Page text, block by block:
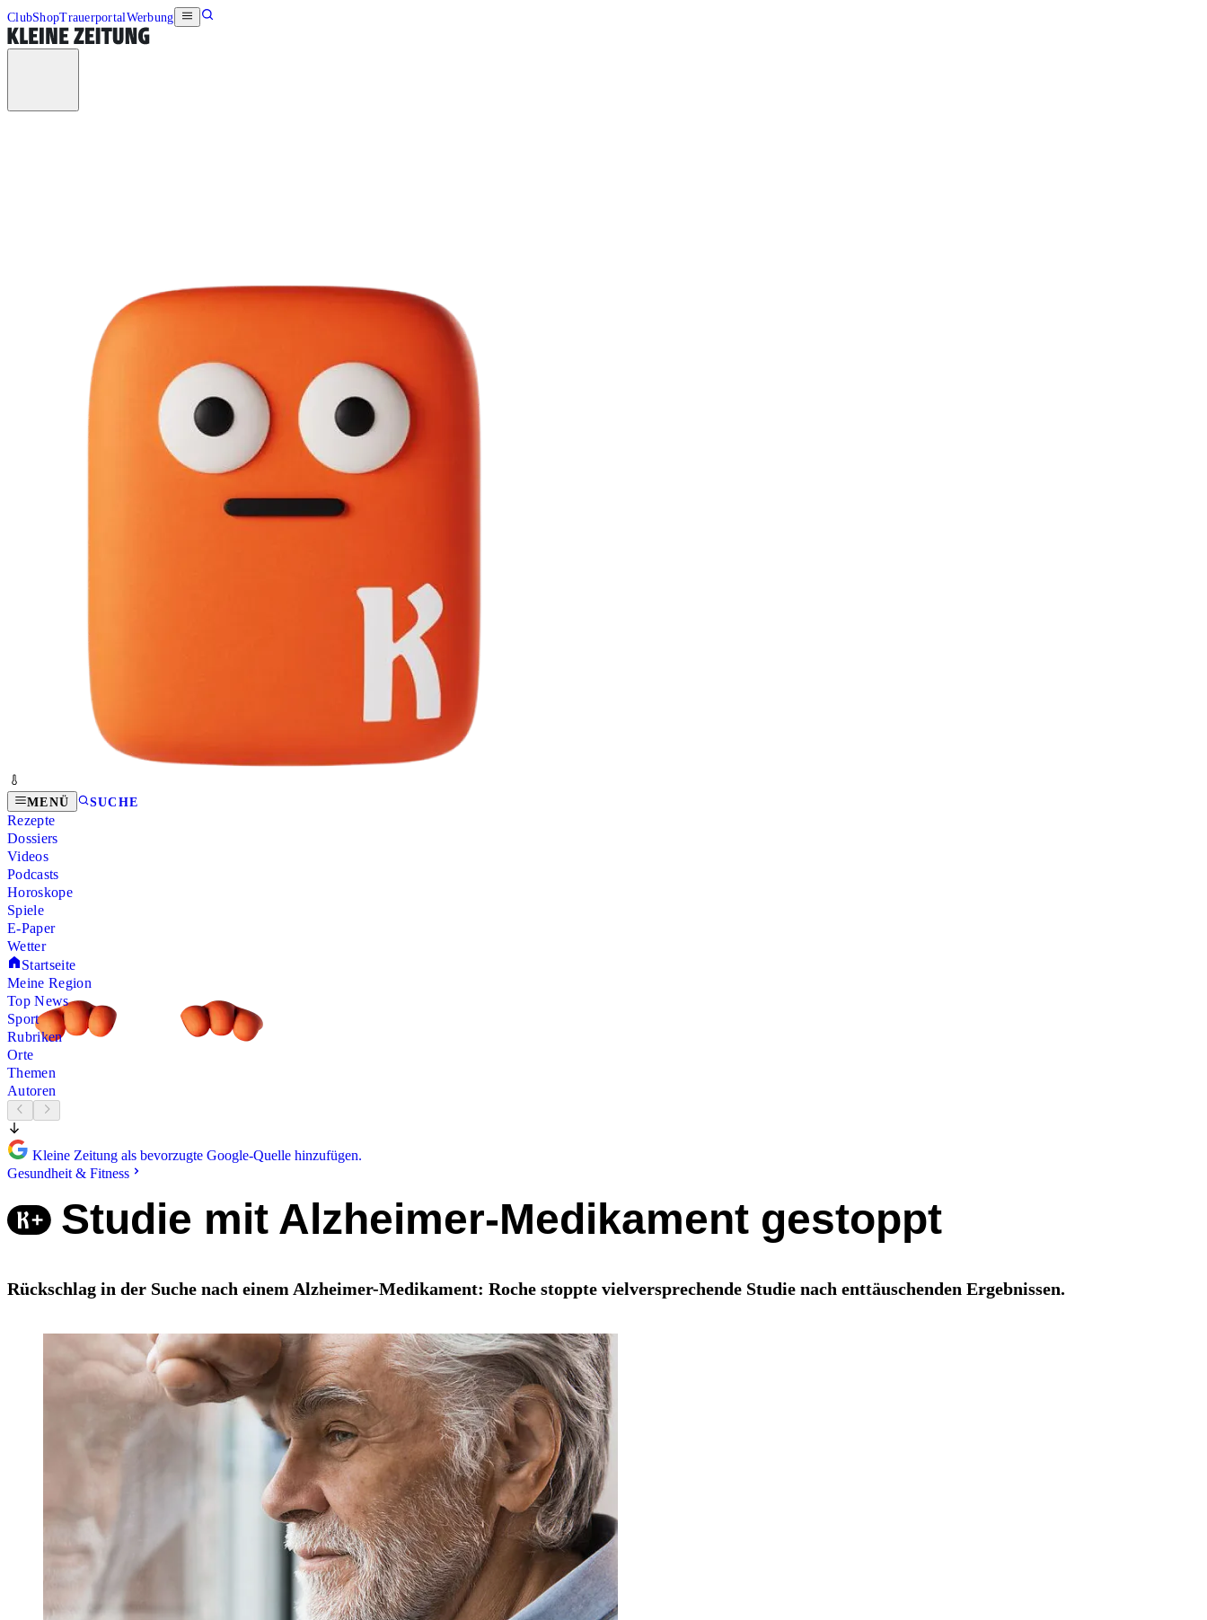
ClubShopTrauerportalWerbung
MENÜ SUCHE
Rezepte
Dossiers
Videos
Podcasts
Horoskope
Spiele
E-Paper
Wetter
Startseite
Meine Region
Top News
Sport
Rubriken
Orte
Themen
Autoren
Kleine Zeitung als bevorzugte Google-Quelle hinzufügen.
Gesundheit & Fitness
Studie mit Alzheimer-Medikament gestoppt
Rückschlag in der Suche nach einem Alzheimer-Medikament: Roche stoppte vielversprechende Studie nach enttäuschenden Ergebnissen.